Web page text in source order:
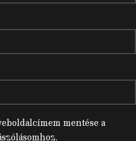
mentése a